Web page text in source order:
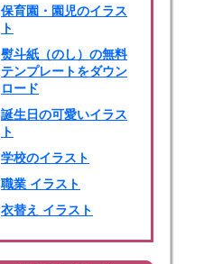
保育園・園児のイラス
ト
熨斗紙（のし）の無料
テンプレートをダウン
ロード
誕生日の可愛いイラス
ト
学校のイラスト
職業 イラスト
衣替え イラスト